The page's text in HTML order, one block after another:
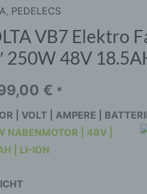
, PEDELECS
VB7 Elektro
250W 48V
€ *
| VOLT | AMPERE |
NABENMOTOR | 48V |
| LI-ION